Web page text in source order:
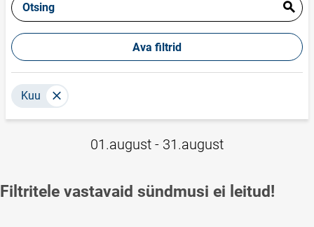
Otsing
Ava filtrid
Kuu
01.august - 31.august
Filtritele vastavaid sündmusi ei leitud!